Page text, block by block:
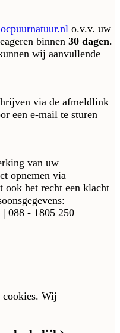
o.v.v. uw
binnen 30 dagen.
wij aanvullende
via de afmeldlink
een e-mail te sturen
van uw
opnemen via
ook het recht een klacht
088 - 1805 250
cookies. Wij